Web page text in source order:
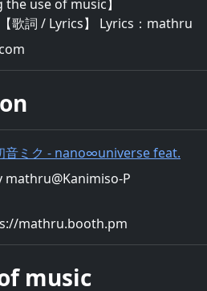
the use of music】
詞 / Lyrics】 Lyrics：mathru
：Miku Hatsune 色褪せた世
見てる 失うものなどないはずな
笑顔 このココロ 加速させる キ
ミク - nano∞universe feat.
mathru@Kanimiso-P
mathru.booth.pm
music